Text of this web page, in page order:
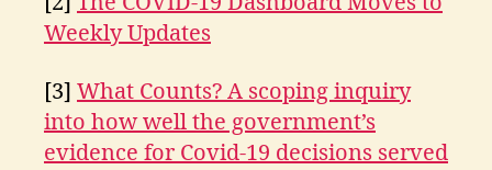
Weekly Updates
[3] What Counts? A scoping inquiry
into how well the government’s
evidence for Covid-19 decisions served
e
n
a
t
a,
p